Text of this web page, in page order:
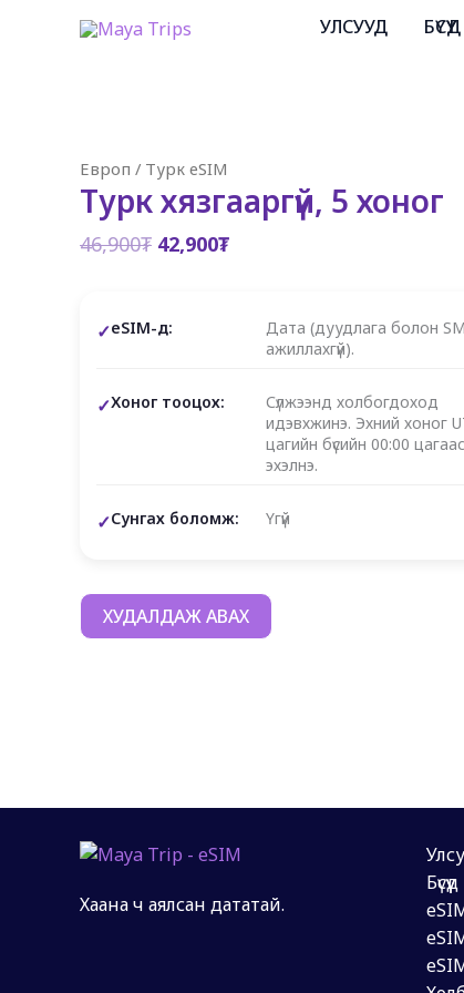
УЛСУУД БҮСҮҮД
Европ / Турк eSIM
Турк хязгааргүй, 5 хоног
46,900₮ Original
46,900₮.
42,900₮Current
42,900₮.
eSIM-д:
Дата (дуудлага болон
ажиллахгүй).
Хоног тооцох:
Сүлжээнд холбогдоход
идэвхжинэ. Эхний хоног
цагийн бүсийн 00:00 цагаас
эхэлнэ.
Сунгах боломж: Үгүй
ХУДАЛДАЖ АВАХ
Хаана ч аялсан дататай.
Бүсүүд